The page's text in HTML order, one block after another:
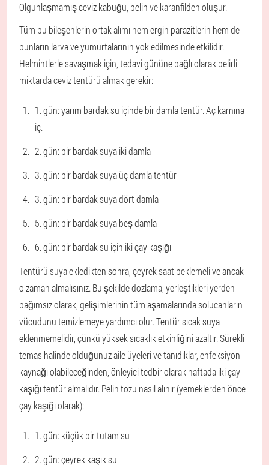
Olgunlaşmamış ceviz kabuğu, pelin ve karanfilden oluşur.
Tüm bu bileşenlerin ortak alımı hem ergin parazitlerin hem de
bunların larva ve yumurtalarının yok edilmesinde etkilidir.
Helmintlerle savaşmak için, tedavi gününe bağlı olarak belirli
miktarda ceviz tentürü almak gerekir:
1. gün: yarım bardak su içinde bir damla tentür. Aç karnına
iç.
2. gün: bir bardak suya iki damla
3. gün: bir bardak suya üç damla tentür
3. gün: bir bardak suya dört damla
5. gün: bir bardak suya beş damla
6. gün: bir bardak su için iki çay kaşığı
Tentürü suya ekledikten sonra, çeyrek saat beklemeli ve ancak
o zaman almalısınız. Bu şekilde dozlama, yerleştikleri yerden
bağımsız olarak, gelişimlerinin tüm aşamalarında solucanların
vücudunu temizlemeye yardımcı olur. Tentür sıcak suya
eklenmemelidir, çünkü yüksek sıcaklık etkinliğini azaltır. Sürekli
temas halinde olduğunuz aile üyeleri ve tanıdıklar, enfeksiyon
kaynağı olabileceğinden, önleyici tedbir olarak haftada iki çay
kaşığı tentür almalıdır. Pelin tozu nasıl alınır (yemeklerden önce
çay kaşığı olarak):
1. gün: küçük bir tutam su
2. gün: çeyrek kaşık su